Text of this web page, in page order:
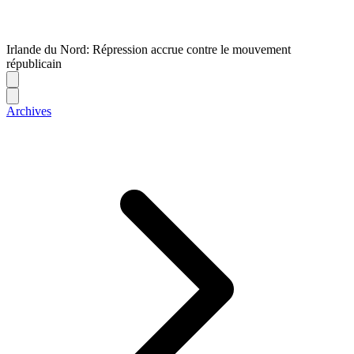
Irlande du Nord: Répression accrue contre le mouvement
républicain
Archives